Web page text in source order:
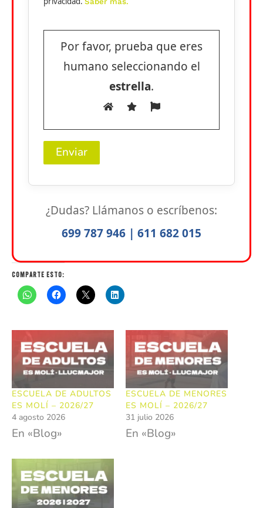
Por favor, prueba que eres
humano seleccionando el
estrella.
¿Dudas? Llámanos o escríbenos:
699 787 946 | 611 682 015
Comparte esto:
ESCUELA DE ADULTOS
ES MOLÍ – 2026/27
4 agosto 2026
En «Blog»
ESCUELA DE MENORES
ES MOLÍ – 2026/27
31 julio 2026
En «Blog»